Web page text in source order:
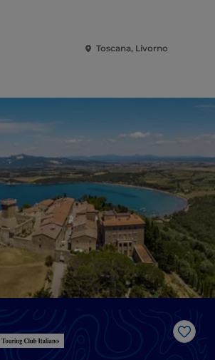
Toscana, Livorno
Me